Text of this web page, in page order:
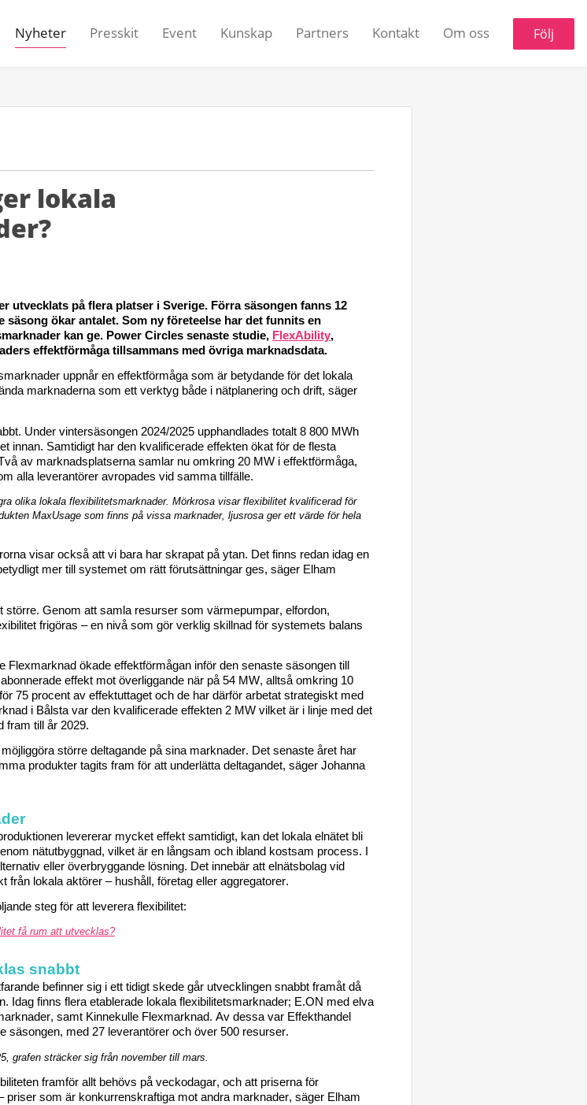
Nyheter Presskit Event Kunskap Partners Kontakt Om oss Följ
lokala
utvecklats på flera platser i Sverige. Förra säsongen fanns 12
säsong ökar antalet. Som ny företeelse har det funnits en
kan ge. Power Circles senaste studie, FlexAbility,
effektförmåga tillsammans med övriga marknadsdata.
marknader uppnår en effektförmåga som är betydande för det lokala
marknaderna som ett verktyg både i nätplanering och drift, säger
Under vintersäsongen 2024/2025 upphandlades totalt 8 800 MWh
innan. Samtidigt har den kvalificerade effekten ökat för de flesta
av marknadsplatserna samlar nu omkring 20 MW i effektförmåga
alla leverantörer avropades vid samma tillfälle.
olika lokala flexibilitetsmarknader. Mörkrosa visar flexibilitet kvalificerad för
MaxUsage som finns på vissa marknader, ljusrosa ger ett värde för hela
visar också att vi bara har skrapat på ytan. Det finns redan idag en
mer till systemet om rätt förutsättningar ges, säger Elham
större. Genom att samla resurser som värmepumpar, elfordon,
frigöras – en nivå som gör verklig skillnad för systemets balans
Flexmarknad ökade effektförmågan inför den senaste säsongen till
abonnerade effekt mot överliggande när på 54 MW, alltså omkring
75 procent av effektuttaget och de har därför arbetat strategiskt med
i Bålsta var den kvalificerade effekten 2 MW vilket är i linje med det
fram till år 2029.
större deltagande på sina marknader. Det senaste året har
produkter tagits fram för att underlätta deltagandet, säger
Johanna
levererar mycket effekt samtidigt, kan det lokala elnätet bli
nätutbyggnad, vilket är en långsam och ibland kostsam process.
eller överbryggande lösning. Det innebär att elnätsbolag vid
från lokala aktörer – hushåll, företag eller aggregatorer.
steg för att leverera flexibilitet:
få rum att utvecklas?
snabbt
befinner sig i ett tidigt skede går utvecklingen snabbt framåt då
. Idag finns flera etablerade lokala flexibilitetsmarknader; E.ON med
, samt Kinnekulle Flexmarknad. Av dessa var Effekthandel
säsongen, med 27 leverantörer och över 500 resurser.
grafen sträcker sig från november till mars.
framför allt behövs på veckodagar, och att priserna för
priser som är konkurrenskraftiga mot andra marknader, säger Elham